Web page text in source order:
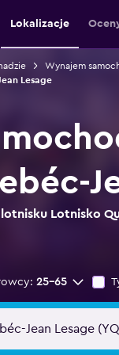
Lokalizacje
Wynajem
Lesage
Lotnisko
25-65